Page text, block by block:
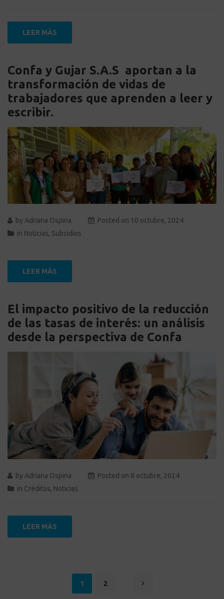
LEER MÁS
Confa y Gujar S.A.S aportan a la
transformación de vidas de
trabajadores que aprenden a leer y
escribir.
by Adriana Ospina Posted on 10 octubre, 2024
in Noticias, Subsidios
LEER MÁS
El impacto positivo de la reducción
de las tasas de interés: un análisis
desde la perspectiva de Confa
by Adriana Ospina Posted on 8 octubre, 2024
in Créditos, Noticias
LEER MÁS
1 2